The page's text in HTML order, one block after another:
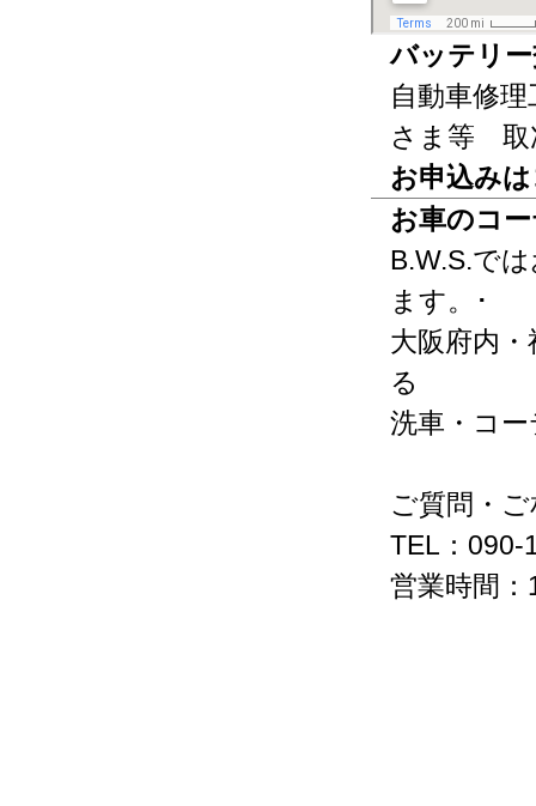
バッテリ
自動車修
さま等 取
お申込み
お車のコ
B.W.S.で
ます。･
大阪府内
る
洗車・コ
ご質問・
TEL：090-
営業時間